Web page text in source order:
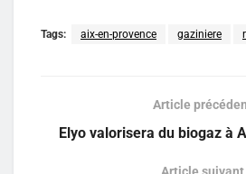
Tags: aix-en-provence gaziniere
Article
Elyo valorisera du biogaz à
Article suivant